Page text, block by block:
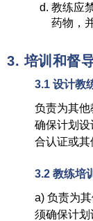
教练应
药物，
3.培训和督
3.1 设计教
负责为其
确保计划
合认证或其
3.2 教练培
a) 负责为
须确保计